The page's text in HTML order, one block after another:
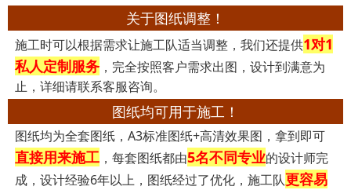
关于图纸调整！
施工时可以根据需求让施工队适当调整，我们还提供1对1
私人定制服务，完全按照客户需求出图，设计到满意为
止，详细请联系客服咨询。
图纸均可用于施工！
图纸均为全套图纸，A3标准图纸+高清效果图，拿到即可
直接用来施工，每套图纸都由5名不同专业的设计师完
成，设计经验6年以上，图纸经过了优化，施工队更容易